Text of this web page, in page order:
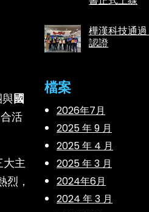
國
活
大主
烈，
樺漢科技通
認證
檔案
2026年7月
2025 年 9 月
2025 年 4 月
2025 年 3 月
2024年6月
2024 年 3 月